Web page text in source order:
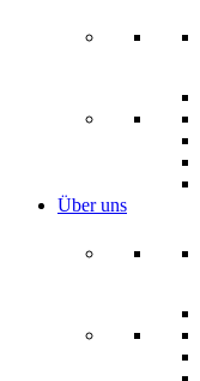
Über uns